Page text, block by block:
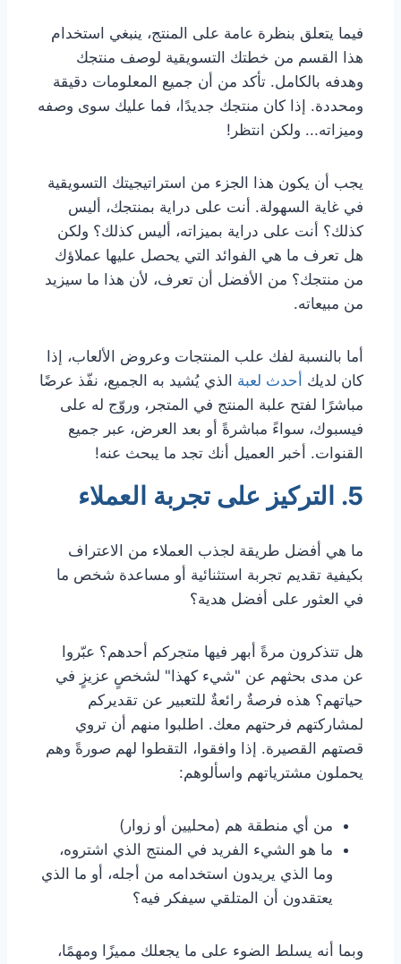
فيما يتعلق بنظرة عامة على المنتج، ينبغي استخدام
هذا القسم من خطتك التسويقية لوصف منتجك
وهدفه بالكامل. تأكد من أن جميع المعلومات دقيقة
ومحددة. إذا كان منتجك جديدًا، فما عليك سوى وصفه
وميزاته... ولكن انتظر!
يجب أن يكون هذا الجزء من استراتيجيتك التسويقية
في غاية السهولة. أنت على دراية بمنتجك، أليس
كذلك؟ أنت على دراية بميزاته، أليس كذلك؟ ولكن
هل تعرف ما هي الفوائد التي يحصل عليها عملاؤك
من منتجك؟ من الأفضل أن تعرف، لأن هذا ما سيزيد
من مبيعاته.
أما بالنسبة لفك علب المنتجات وعروض الألعاب، إذا
كان لديك أحدث لعبة الذي يُشيد به الجميع، نفّذ عرضًا
مباشرًا لفتح علبة المنتج في المتجر، وروّج له على
فيسبوك، سواءً مباشرةً أو بعد العرض، عبر جميع
القنوات. أخبر العميل أنك تجد ما يبحث عنه!
5. التركيز على تجربة العملاء
ما هي أفضل طريقة لجذب العملاء من الاعتراف
بكيفية تقديم تجربة استثنائية أو مساعدة شخص ما
في العثور على أفضل هدية؟
هل تتذكرون مرةً أبهر فيها متجركم أحدهم؟ عبّروا
عن مدى بحثهم عن "شيء كهذا" لشخصٍ عزيزٍ في
حياتهم؟ هذه فرصةٌ رائعةٌ للتعبير عن تقديركم
لمشاركتهم فرحتهم معك. اطلبوا منهم أن تروي
قصتهم القصيرة. إذا وافقوا، التقطوا لهم صورةً وهم
يحملون مشترياتهم واسألوهم:
من أي منطقة هم (محليين أو زوار)
ما هو الشيء الفريد في المنتج الذي اشتروه،
وما الذي يريدون استخدامه من أجله، أو ما الذي
يعتقدون أن المتلقي سيفكر فيه؟
وبما أنه يسلط الضوء على ما يجعلك مميزًا ومهمًا،